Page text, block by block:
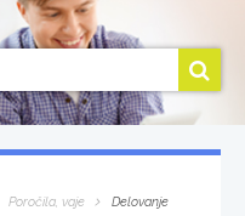
Poročila, vaje
Delovanje